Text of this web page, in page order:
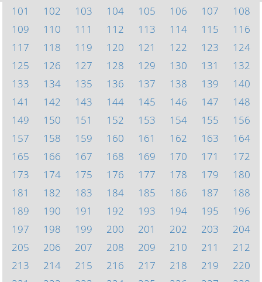
101
102 103 104 105 106 107
108
109
110 111 112 113 114 115
116
117
118 119 120 121 122 123
124
125
126 127 128 129 130 131
132
133
134 135 136 137 138 139
140
141
142 143 144 145 146 147
148
149
150 151 152 153 154 155
156
157
158 159 160 161 162 163
164
165
166 167 168 169 170 171
172
173
174 175 176 177 178 179
180
181
182 183 184 185 186 187
188
189
190 191 192 193 194 195
196
197
198 199 200 201 202 203
204
205
206 207 208 209 210 211
212
213
214 215 216 217 218 219
220